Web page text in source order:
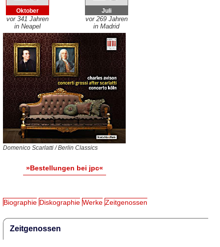
Oktober
vor 341 Jahren
in Neapel
Juli
vor 269 Jahren
in Madrid
Domenico Scarlatti / Berlin Classics
»Bestellungen bei jpc«
Biographie Diskographie Werke Zeitgenossen
Zeitgenossen